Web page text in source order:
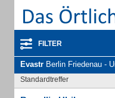
FILTER
Evastr Berlin Friedenau -
Standardtreffer